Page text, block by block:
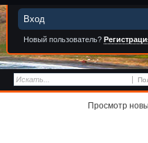
Вход
Новый пользователь?
Просмотр